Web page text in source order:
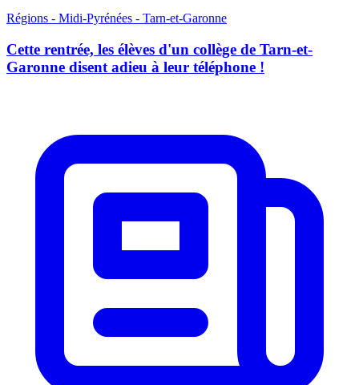
Régions - Midi-Pyrénées - Tarn-et-Garonne
Cette rentrée, les élèves d'un collège de Tarn-et-
Garonne disent adieu à leur téléphone !